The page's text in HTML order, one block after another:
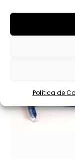
Política de
o
a
d